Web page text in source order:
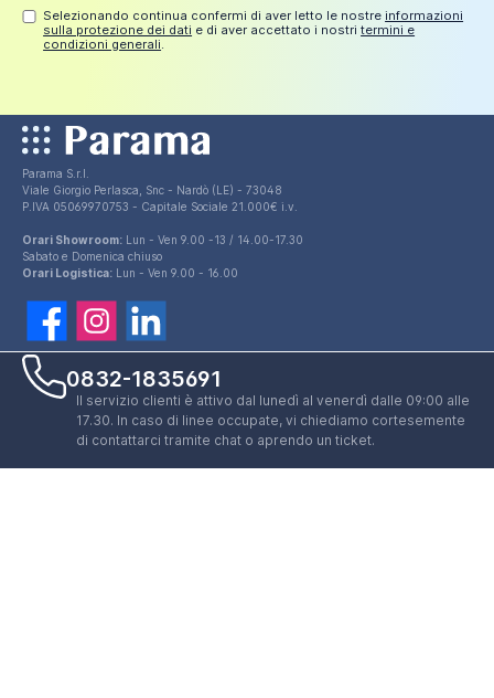
Selezionando continua confermi di aver letto le nostreinformazioni
sulla protezione dei dati e di aver accettato i nostritermini e
condizioni generali.
Parama S.r.l.
Viale Giorgio Perlasca, Snc - Nardò (LE) - 73048
P.IVA 05069970753 - Capitale Sociale 21.000€ i.v.
Orari Showroom: Lun - Ven 9.00 -13 / 14.00-17.30
Sabato e Domenica chiuso
Orari Logistica: Lun - Ven 9.00 - 16.00
0832-1835691
Il servizio clienti è attivo dal lunedì al venerdì dalle 09:00 alle
17.30. In caso di linee occupate, vi chiediamo cortesemente
di contattarci tramite chat o aprendo un ticket.